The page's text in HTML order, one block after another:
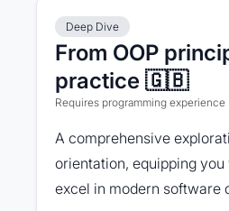
Deep Dive
From OOP
practice 🇬🇧
Requires programming experience
A comprehensive
orientation, equipping
excel in modern software